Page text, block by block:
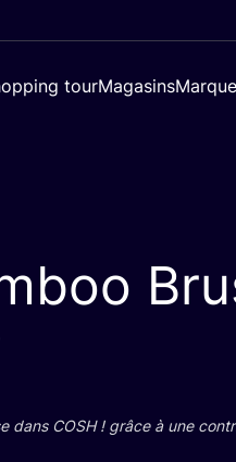
tourMagasins
dans COSH! grâce à une